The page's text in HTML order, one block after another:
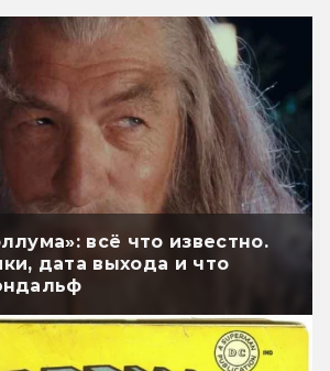
всё что известно.
дата выхода и что